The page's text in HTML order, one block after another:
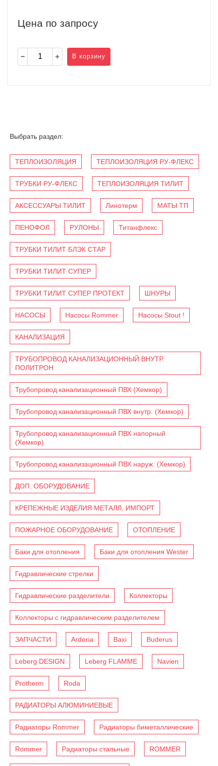
Цена по запросу
В корзину
Выбрать раздел:
ТЕПЛОИЗОЛЯЦИЯ ТЕПЛОИЗОЛЯЦИЯ РУ-ФЛЕКС
ТРУБКИ РУ-ФЛЕКС ТЕПЛОИЗОЛЯЦИЯ ТИЛИТ
АКСЕССУАРЫ ТИЛИТ Линотерм МАТЫ ТП
ПЕНОФОЛ РУЛОНЫ Титанфлекс
ТРУБКИ ТИЛИТ БЛЭК СТАР
ТРУБКИ ТИЛИТ СУПЕР
ТРУБКИ ТИЛИТ СУПЕР ПРОТЕКТ ШНУРЫ
НАСОСЫ Насосы Rommer Насосы Stout !
КАНАЛИЗАЦИЯ
ТРУБОПРОВОД КАНАЛИЗАЦИОННЫЙ ВНУТР.
ПОЛИТРОН
Трубопровод канализационный ПВХ (Хемкор)
Трубопровод канализационный ПВХ внутр. (Хемкор)
Трубопровод канализационный ПВХ напорный
(Хемкор)
Трубопровод канализационный ПВХ наруж. (Хемкор)
ДОП. ОБОРУДОВАНИЕ
КРЕПЕЖНЫЕ ИЗДЕЛИЯ МЕТАЛЛ, ИМПОРТ
ПОЖАРНОЕ ОБОРУДОВАНИЕ ОТОПЛЕНИЕ
Баки для отопления Баки для отопления Wester
Гидравлические стрелки
Гидравлические разделители Коллекторы
Коллекторы с гидравлическим разделителем
ЗАПЧАСТИ Arderia Baxi Buderus
Leberg DESIGN Leberg FLAMME Navien
Protherm Roda
РАДИАТОРЫ АЛЮМИНИЕВЫЕ
Радиаторы Rommer Радиаторы биметаллические
Rommer Радиаторы стальные ROMMER